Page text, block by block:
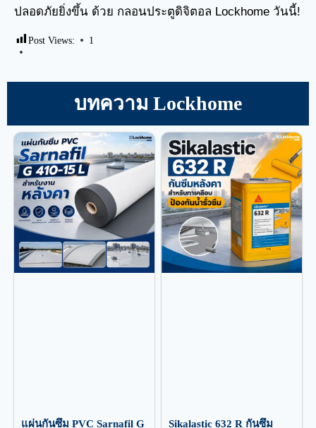
ปลอดภัยยิ่งขึ้น ด้วย กลอนประตูดิจิตอล Lockhome วันนี้!
Post Views: 1
บทความ Lockhome
แผ่นกันซึม PVC Sarnafil G
Sikalastic 632 R กันซึม